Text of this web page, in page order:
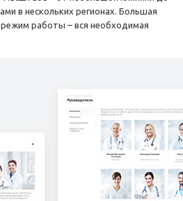
в нескольких регионах. Большая
работы – вся необходимая